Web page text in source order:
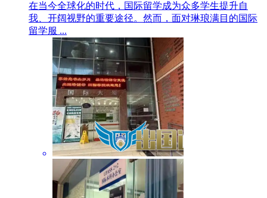
在当今全球化的时代，国际留学成为众多学生提升自
我、开阔视野的重要途径。然而，面对琳琅满目的国际
留学服 ...